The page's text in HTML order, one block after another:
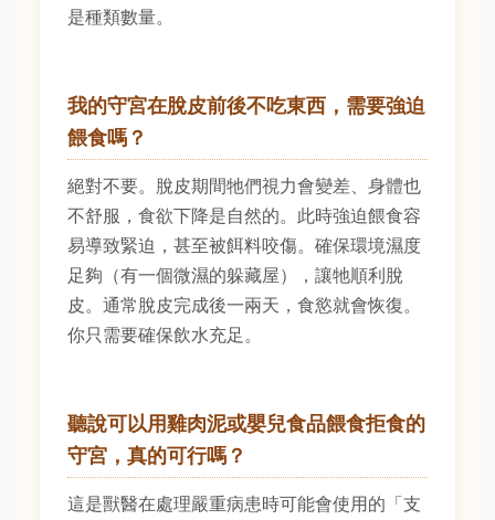
是種類數量。
我的守宮在脫皮前後不吃東西，需要強迫
餵食嗎？
絕對不要。脫皮期間牠們視力會變差、身體也
不舒服，食欲下降是自然的。此時強迫餵食容
易導致緊迫，甚至被餌料咬傷。確保環境濕度
足夠（有一個微濕的躲藏屋），讓牠順利脫
皮。通常脫皮完成後一兩天，食慾就會恢復。
你只需要確保飲水充足。
聽說可以用雞肉泥或嬰兒食品餵食拒食的
守宮，真的可行嗎？
這是獸醫在處理嚴重病患時可能會使用的「支